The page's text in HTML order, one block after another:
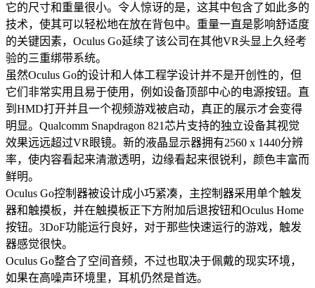
它的尺寸和重量很小。令人惊讶的是，这其中包含了如此多的
技术，使其可以轻松地在放在背包中。重量一直是影响舒适度
的关键因素，Oculus Go延续了该公司在其他VR头显上久经考
验的三重绑带系统。
虽然Oculus Go的设计和人体工程学设计并不是开创性的，但
它们非常实用且易于使用，例如设备顶部中心的电源按钮。直
到HMD打开并且一个视频游戏被启动，真正的展示才会变得
明显。Qualcomm Snapdragon 821芯片支持的独立设备其视觉
效果远远超过VR眼镜。新的液晶显示器拥有2560 x 1440分辨
率，使内容看起来清澈透明，边缘看起来很锐利，颜色丰富而
鲜明。
Oculus Go控制器被设计成小巧紧凑，主控制器采用单个触发
器和触摸板，并在触摸板正下方附加后退按钮和Oculus Home
按钮。3DoF功能运行良好，对于那些快速运行的游戏，触发
器感觉很快。
Oculus Go整合了空间音频，不过也取决于佩戴的现实环境，
如果在高噪声环境里，耳机仍然是首选。